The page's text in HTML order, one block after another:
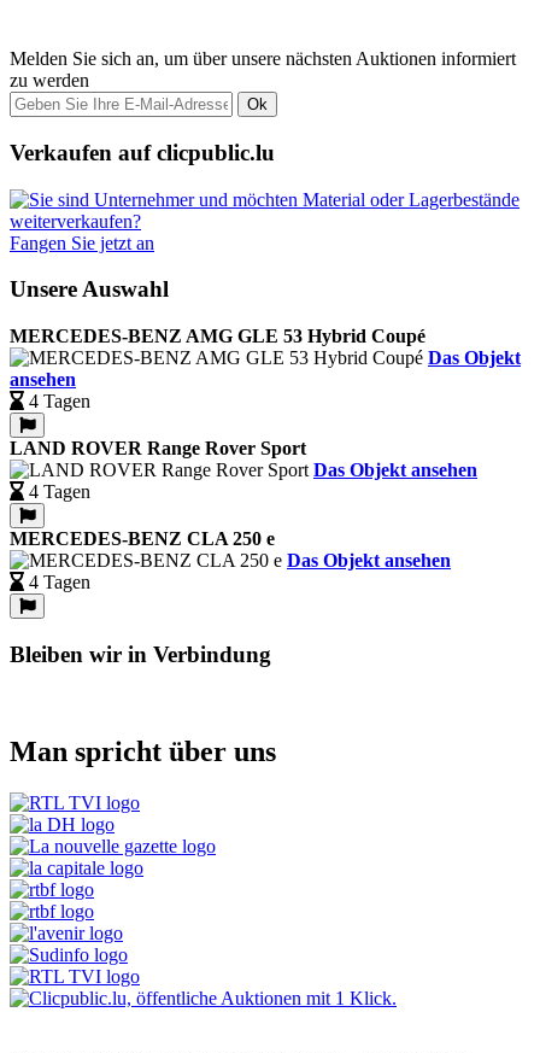
Melden Sie sich an, um über unsere nächsten Auktionen informiert
zu werden
Ok
Verkaufen auf clicpublic.lu
Fangen Sie jetzt an
Unsere Auswahl
MERCEDES-BENZ AMG GLE 53 Hybrid Coupé
Das Objekt
ansehen
4 Tagen
LAND ROVER Range Rover Sport
Das Objekt ansehen
4 Tagen
MERCEDES-BENZ CLA 250 e
Das Objekt ansehen
4 Tagen
Bleiben wir in Verbindung
Man spricht über uns